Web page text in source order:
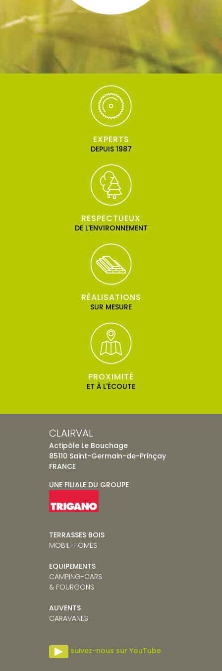
EXPERTS
DEPUIS 1987
RESPECTUEUX
DE L'ENVIRONNEMENT
RÉALISATIONS
SUR MESURE
PROXIMITÉ
ET À L'ÉCOUTE
CLAIRVAL
Actipôle Le Bouchage
85110 Saint-Germain-de-Prinçay
FRANCE
UNE FILIALE DU GROUPE
TERRASSES BOIS
MOBIL-HOMES
EQUIPEMENTS
CAMPING-CARS
& FOURGONS
AUVENTS
CARAVANES
suivez-nous sur YouTube